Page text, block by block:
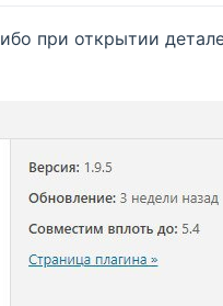
при открытии